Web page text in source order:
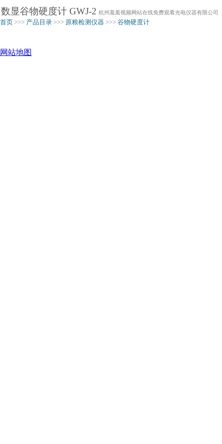
数显谷物硬度计 GWJ-2 杭州羞羞视频网站在线免费观看光电仪器有限公司
首页 >>> 产品目录 >>> 原粮检测仪器 >>> 谷物硬度计
网站地图